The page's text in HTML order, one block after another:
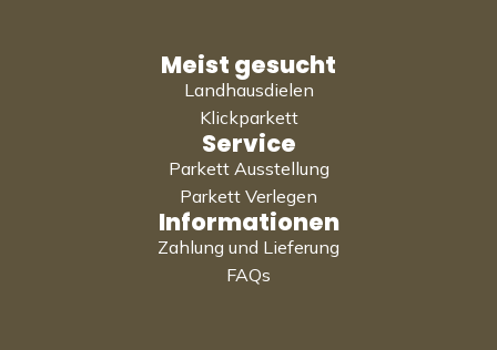
Meist gesucht
Landhausdielen
Klickparkett
Service
Parkett Ausstellung
Parkett Verlegen
Informationen
Zahlung und Lieferung
FAQs